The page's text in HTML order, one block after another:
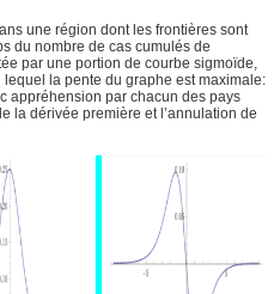
une région dont les frontières sont
du nombre de cas cumulés de
par une portion de courbe sigmoïde,
la pente du graphe est maximale:
appréhension par chacun des pays
la dérivée première et l’annulation de